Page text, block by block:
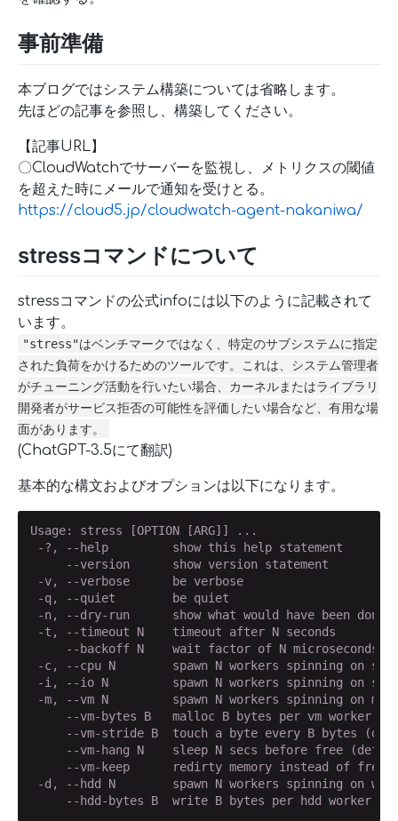
事前準備
本ブログではシステム構築については省略します。
先ほどの記事を参照し、構築してください。
【記事URL】
〇CloudWatchでサーバーを監視し、メトリクスの閾値
を超えた時にメールで通知を受けとる。
https://cloud5.jp/cloudwatch-agent-nakaniwa/
stressコマンドについて
stressコマンドの公式infoには以下のように記載されて
います。
"stress"はベンチマークではなく、特定のサブシステムに指定
された負荷をかけるためのツールです。これは、システム管理者
がチューニング活動を行いたい場合、カーネルまたはライブラリ
開発者がサービス拒否の可能性を評価したい場合など、有用な場
面があります。
(ChatGPT-3.5にて翻訳)
基本的な構文およびオプションは以下になります。
Usage: stress [OPTION [ARG]] ...
     --version      show version statement
-v, --verbose      be verbose
-q, --quiet        be quiet
-n, --dry-run      show what would have been done
--backoff N    wait factor of N microseconds
-c, --cpu N        spawn N workers spinning on
-i, --io N         spawn N workers spinning on
--vm-bytes B   malloc B bytes per vm worker
--vm-stride B  touch a byte every B bytes
--vm-hang N    sleep N secs before free
--vm-keep      redirty memory instead of
--hdd-bytes B  write B bytes per hdd worker